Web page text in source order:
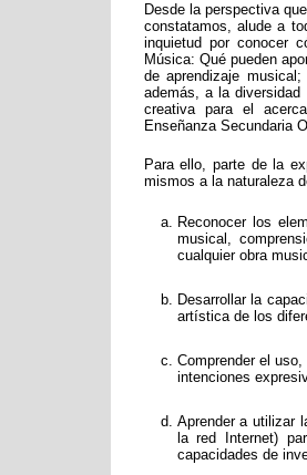
Desde la perspectiva
constatamos, alude a
inquietud por conocer
Música: Qué pueden
de aprendizaje
además, a la
creativa para el
Enseñanza Secundaria
Para ello, parte de la
mismos a la naturaleza
Reconocer los
musical,
cualquier obra
Desarrollar la
artística de los
Comprender el
intenciones
Aprender a utilizar
la red Internet)
capacidades de